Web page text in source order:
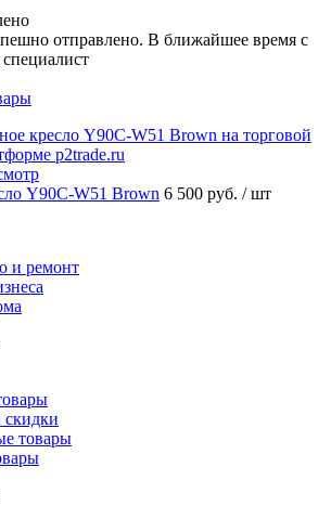
отправлено. В ближайшее время с
Y90C-W51 Brown 6 500 руб. / шт
и ремонт
скидки
товары